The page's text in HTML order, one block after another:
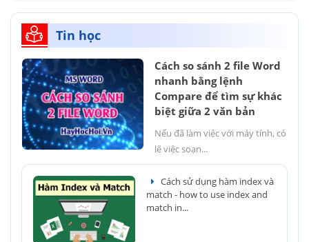
Tin học
Cách so sánh 2 file Word
nhanh bằng lệnh
Compare để tìm sự khác
biệt giữa 2 văn bản
Nếu đã làm việc với máy tính, có
lẽ việc soạn...
Cách sử dụng hàm index và
match - how to use index and
match in...